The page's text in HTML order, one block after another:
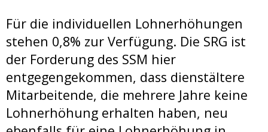
Für die individuellen Lohnerhöhungen
stehen 0,8% zur Verfügung. Die SRG ist
der Forderung des SSM hier
entgegengekommen, dass dienstältere
Mitarbeitende, die mehrere Jahre keine
Lohnerhöhung erhalten haben, neu